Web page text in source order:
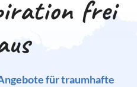
frei
für traumhafte